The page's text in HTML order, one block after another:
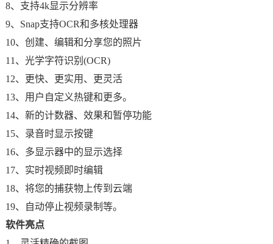
8、支持4k显示分辨率
9、Snap支持OCR和多核处理器
10、创建、编辑和分享您的照片
11、光学字符识别(OCR)
12、更快、更实用、更灵活
13、用户自定义热键和更多。
14、新的计数器、效果和暂停功能
15、录音时显示按键
16、多显示器中的显示选择
17、实时视频即时编辑
18、将您的捕获物上传到云端
19、自动停止视频录制等。
软件亮点